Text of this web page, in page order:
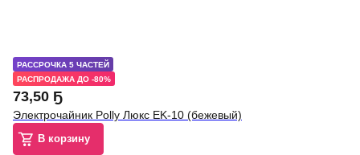
РАССРОЧКА 5 ЧАСТЕЙ
РАСПРОДАЖА ДО -80%
73,50 Ҕ
Электрочайник Polly Люкс EK-10 (бежевый)
В корзину